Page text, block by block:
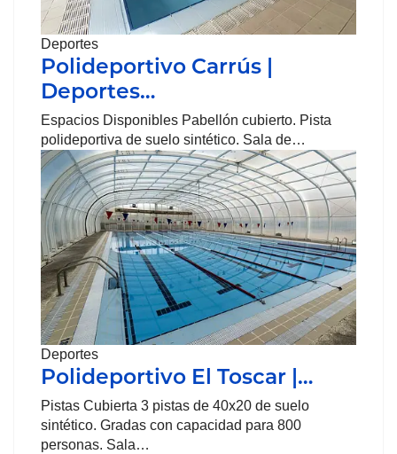
Deportes
Polideportivo Carrús |
Deportes…
Espacios Disponibles Pabellón cubierto. Pista
polideportiva de suelo sintético. Sala de…
Deportes
Polideportivo El Toscar |…
Pistas Cubierta 3 pistas de 40x20 de suelo
sintético. Gradas con capacidad para 800
personas. Sala…